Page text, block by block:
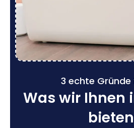
3 echte Gründe
Was wir Ihnen